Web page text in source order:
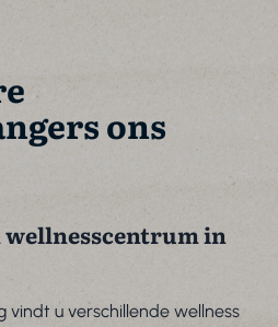
ons
wellnesscentrum in
vindt u verschillende wellness